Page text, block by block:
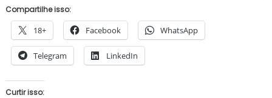
Compartilhe isso:
18+ Facebook WhatsApp
Telegram LinkedIn
Curtir isso: